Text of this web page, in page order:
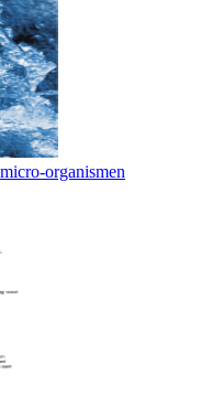
organismen